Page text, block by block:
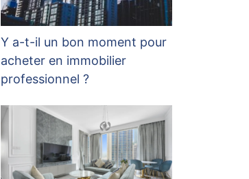
Y a-t-il un bon moment pour
acheter en immobilier
professionnel ?